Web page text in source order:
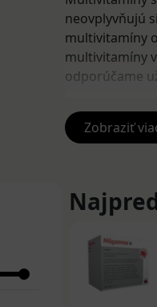
neovplyvňujú
multivitamíny
multivitamíny
odporúčame
Jamieson
Centrum
Zobraziť